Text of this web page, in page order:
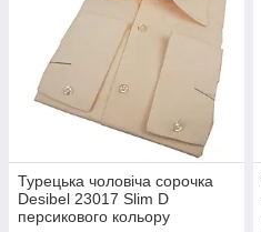
Турецька чоловіча сорочка
Desibel 23017 Slim D
персикового кольору